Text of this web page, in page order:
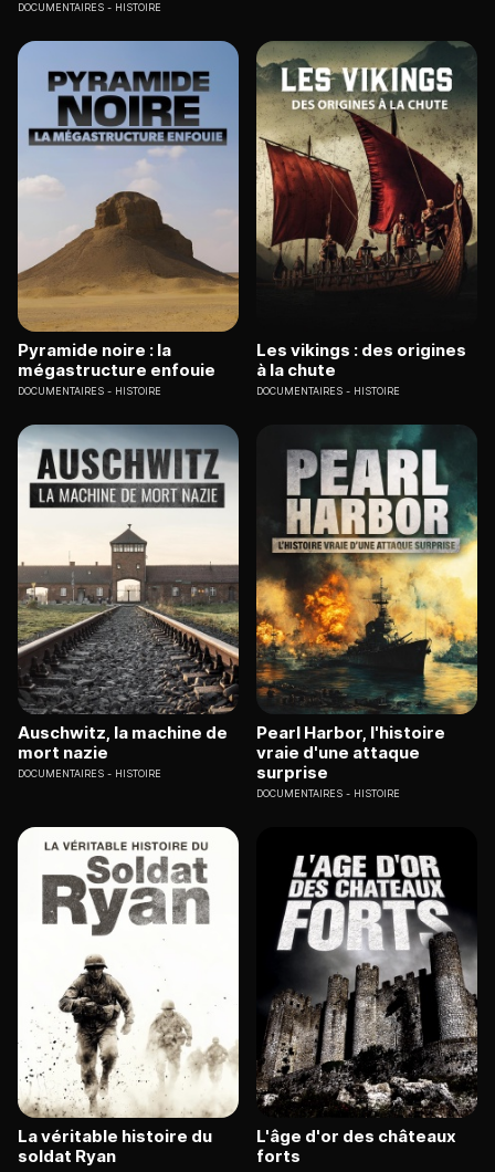
DOCUMENTAIRES HISTOIRE
Pyramide noire : la
mégastructure enfouie
DOCUMENTAIRES HISTOIRE
Les vikings : des origines
à la chute
DOCUMENTAIRES HISTOIRE
Auschwitz, la machine de
mort nazie
DOCUMENTAIRES HISTOIRE
Pearl Harbor, l'histoire
vraie d'une attaque
surprise
DOCUMENTAIRES HISTOIRE
La véritable histoire du
soldat Ryan
L'âge d'or des châteaux
forts